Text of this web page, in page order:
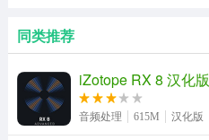
同类推荐
iZotope RX 8 汉化版
音频处理 615M 汉化版